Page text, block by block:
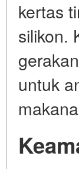
kertas
silikon.
untuk